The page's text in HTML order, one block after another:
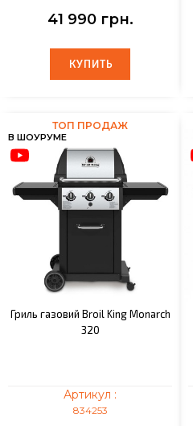
41 990 грн.
КУПИТЬ
КУПИТЬ
В ШОУРУМЕ
ТОП ПРОДАЖ
Гриль газовий Broil King Monarch
320
Артикул :
834253